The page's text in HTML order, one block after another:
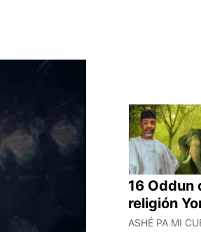
16 Oddun
religión
ASHÉ PA MI